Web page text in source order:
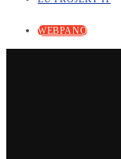
WEBPANO
3Deling -